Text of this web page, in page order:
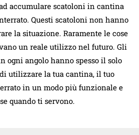
accumulare scatoloni in cantina
Questi scatoloni non hanno
la situazione. Raramente le cose
un reale utilizzo nel futuro. Gli
ogni angolo hanno spesso il solo
utilizzare la tua cantina, il tuo
in un modo più funzionale e
quando ti servono.